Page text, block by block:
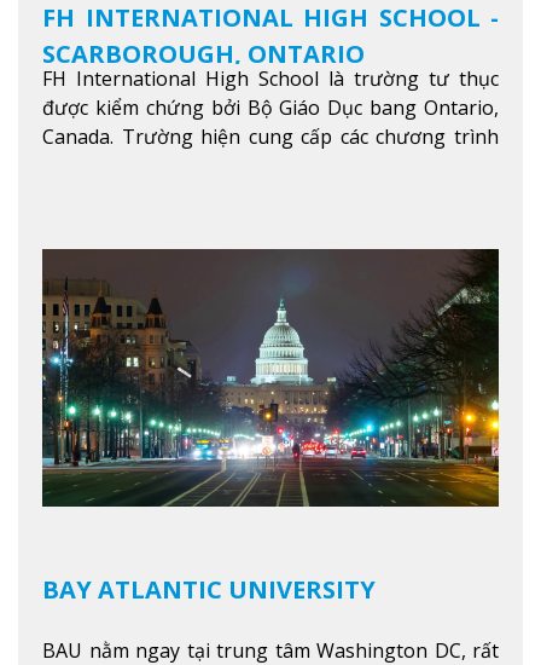
FH INTERNATIONAL HIGH SCHOOL -
SCARBOROUGH, ONTARIO
FH International High School là trường tư thục
được kiểm chứng bởi Bộ Giáo Dục bang Ontario,
Canada. Trường hiện cung cấp các chương trình
nhanh chóng môi trường học tại Canada.Xem
thêm
BAY ATLANTIC UNIVERSITY
BAU nằm ngay tại trung tâm Washington DC, rất